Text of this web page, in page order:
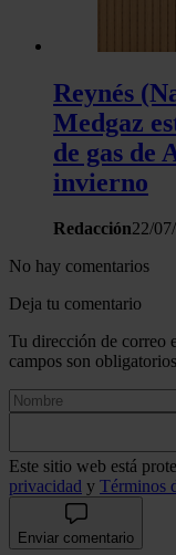
Reynés
Medgaz
de gas de
invierno
Redacción22/
No hay comentarios
Deja tu comentario
Tu dirección de correo
campos son obligatorios
Este sitio web está
privacidad y Términos
Enviar comentario